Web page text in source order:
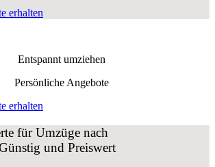
erhalten
Entspannt umziehen
Persönliche Angebote
erhalten
für Umzüge nach
und Preiswert